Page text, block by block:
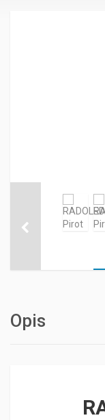
Opis